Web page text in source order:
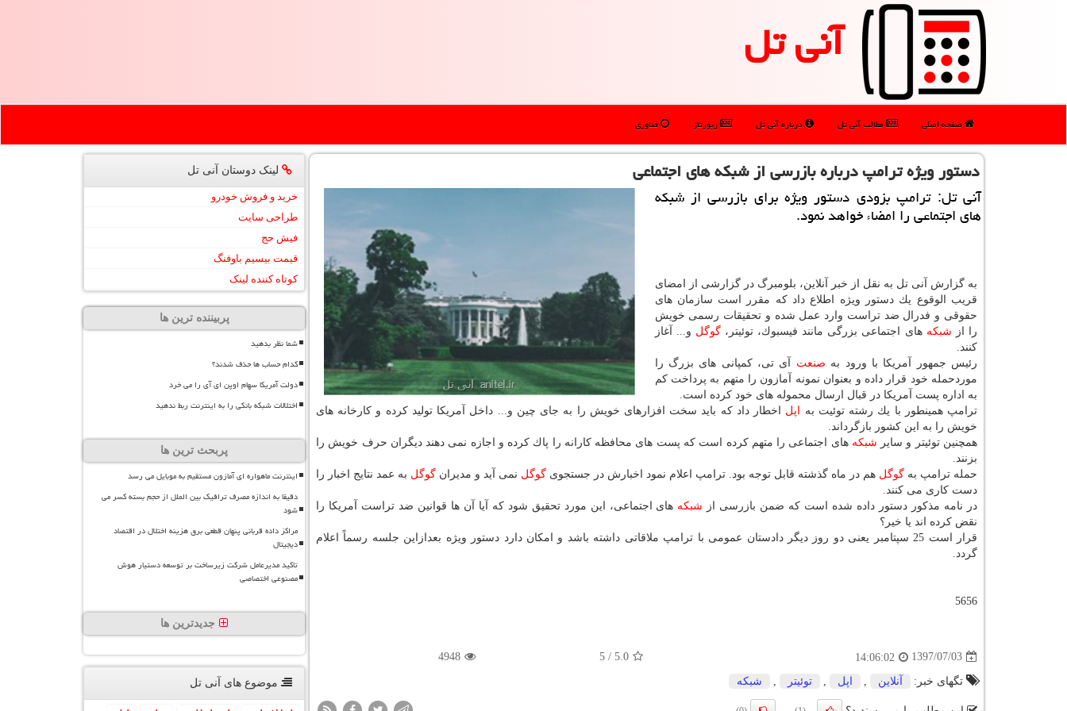
آنی تل
صفحه اصلی مطالب آنی تل درباره آنی تل رپورتاژ فناوری
دستور ویژه ترامپ درباره بازرسی از شبكه های اجتماعی
آنی تل: ترامپ بزودی دستور ویژه برای بازرسی از شبكه
های اجتماعی را امضاء خواهد نمود.
به گزارش آنی تل به نقل از خبر آنلاین، بلومبرگ در گزارشی از امضای
قریب الوقوع یك دستور ویژه اطلاع داد كه مقرر است سازمان های
حقوقی و فدرال ضد تراست وارد عمل شده و تحقیقات رسمی خویش
را از شبكه های اجتماعی بزرگی مانند فیسبوك، توئیتر،گوگل و... آغاز
كنند.
رئیس جمهور آمریكا با ورود به صنعت آی تی، كمپانی های بزرگ را
موردحمله خود قرار داده و بعنوان نمونه آمازون را متهم به پرداخت كم
به اداره پست آمریكا در قبال ارسال محموله های خود كرده است.
ترامپ همینطور با یك رشته توئیت به
اپل اخطار داد كه باید سخت افزارهای خویش را به جای چین و... داخل آمریكا تولید كرده و كارخانه های
خویش را به این كشور بازگرداند.
همچنین توئیتر و سایر شبكه های اجتماعی را متهم كرده است كه پست های محافظه كارانه را پاك كرده و اجازه نمی دهند دیگران حرف خویش را
بزنند.
حمله ترامپ به گوگل هم در ماه گذشته قابل توجه بود. ترامپ اعلام نمود اخبارش در جستجوی گوگل نمی آید و مدیران گوگل به عمد نتایج اخبار را
دست كاری می كنند.
در نامه مذكور دستور داده شده است كه ضمن بازرسی از شبكه های اجتماعی، این مورد تحقیق شود كه آیا آن ها قوانین ضد تراست آمریكا را
نقض كرده اند یا خیر؟
قرار است 25 سپتامبر یعنی دو روز دیگر دادستان عمومی با ترامپ ملاقاتی داشته باشد و امكان دارد دستور ویژه بعدازاین جلسه رسماً اعلام
گردد.
5656
1397/07/03
14:06:02
5.0
/
5
4948
تگهای خبر: آنلاین اپل توئیتر شبكه
لینک دوستان آنی تل
خرید و فروش خودرو
طراحی سایت
فیش حج
قیمت بیسیم باوفنگ
کوتاه کننده لینک
پربیننده ترین ها
شما نظر بدهید
کدام حساب ها حذف شدند؟
دولت آمریکا سهام اوپن ای آی را می خرد
اختلالات شبکه بانکی را به اینترنت ربط ندهید
پربحث ترین ها
اینترنت ماهواره ای آمازون مستقیم به موبایل می رسد
دقیقا به اندازه مصرف ترافیک بین الملل از حجم بسته کسر می
شود
مراکز داده قربانی پنهان قطعی برق هزینه اختلال در اقتصاد
دیجیتال
تاکید مدیرعامل شرکت زیرساخت بر توسعه دستیار هوش
مصنوعی اختصاصی
جدیدترین ها
موضوع های آنی تل